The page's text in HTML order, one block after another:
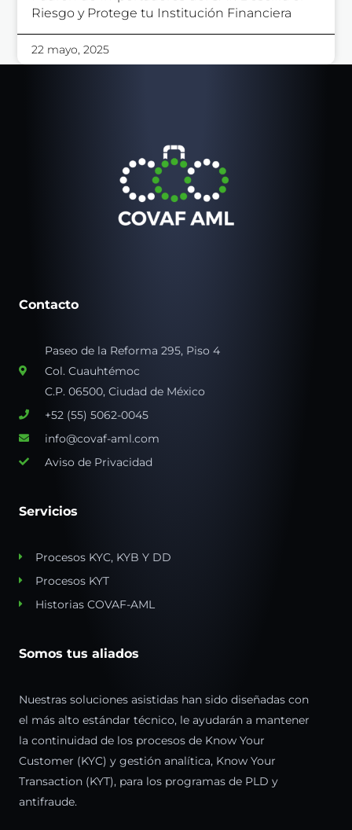
Riesgo y Protege tu Institución Financiera
22 mayo, 2025
Contacto
Paseo de la Reforma 295, Piso 4
Col. Cuauhtémoc
C.P. 06500, Ciudad de México
+52 (55) 5062-0045
info@covaf-aml.com
Aviso de Privacidad
Servicios
Procesos KYC, KYB Y DD
Procesos KYT
Historias COVAF-AML
Somos tus aliados
Nuestras soluciones asistidas han sido diseñadas con
el más alto estándar técnico, le ayudarán a mantener
la continuidad de los procesos de Know Your
Customer (KYC) y gestión analítica, Know Your
Transaction (KYT), para los programas de PLD y
antifraude.